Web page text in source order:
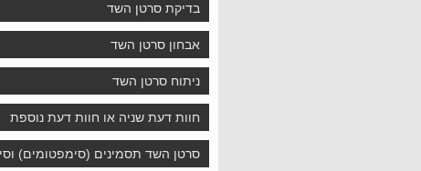
בדיקת סרטן השד
אבחון סרטן השד
ניתוח סרטן השד
חוות דעת שניה או חוות דעת נוספת
סרטן השד תסמינים (סימפטומים)